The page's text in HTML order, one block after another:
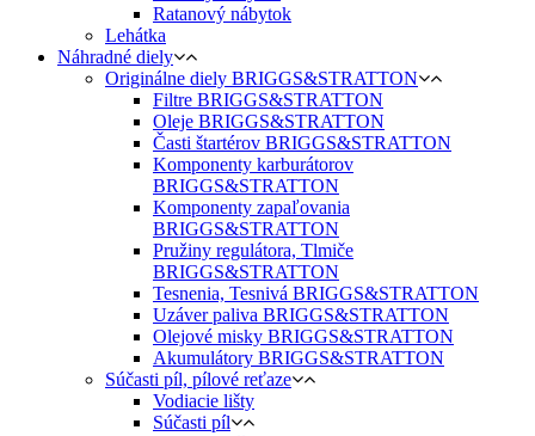
Ratanový nábytok
Lehátka
Náhradné diely
Originálne diely BRIGGS&STRATTON
Filtre BRIGGS&STRATTON
Oleje BRIGGS&STRATTON
Časti štartérov BRIGGS&STRATTON
Komponenty karburátorov
BRIGGS&STRATTON
Komponenty zapaľovania
BRIGGS&STRATTON
Pružiny regulátora, Tlmiče
BRIGGS&STRATTON
Tesnenia, Tesnivá BRIGGS&STRATTON
Uzáver paliva BRIGGS&STRATTON
Olejové misky BRIGGS&STRATTON
Akumulátory BRIGGS&STRATTON
Súčasti píl, pílové reťaze
Vodiacie lišty
Súčasti píl